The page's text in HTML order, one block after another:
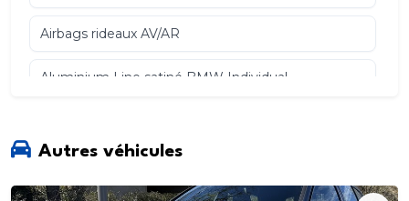
Airbags rideaux AV/AR
Aluminium Line satiné BMW Individual
Antenne "aileron de requin"
Autres véhicules